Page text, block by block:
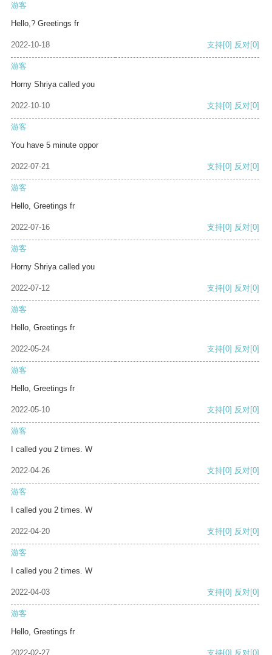
游客
Hello,? Greetings fr
2022-10-18 支持[0] 反对[0]
游客
Horny Shriya called you
2022-10-10 支持[0] 反对[0]
游客
You have 5 minute oppor
2022-07-21 支持[0] 反对[0]
游客
Hello, Greetings fr
2022-07-16 支持[0] 反对[0]
游客
Horny Shriya called you
2022-07-12 支持[0] 反对[0]
游客
Hello, Greetings fr
2022-05-24 支持[0] 反对[0]
游客
Hello, Greetings fr
2022-05-10 支持[0] 反对[0]
游客
I called you 2 times. W
2022-04-26 支持[0] 反对[0]
游客
I called you 2 times. W
2022-04-20 支持[0] 反对[0]
游客
I called you 2 times. W
2022-04-03 支持[0] 反对[0]
游客
Hello, Greetings fr
2022-02-27 支持[0] 反对[0]